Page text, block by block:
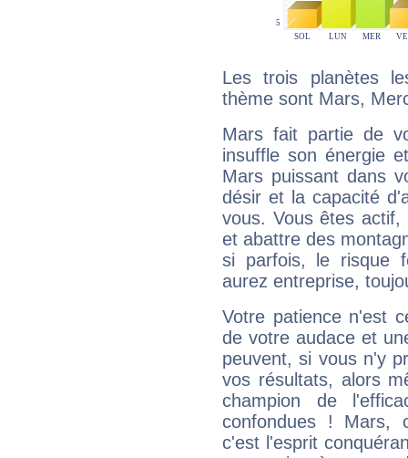
Les trois planètes
thème sont Mars,
Mars fait partie de
insuffle son énergie
Mars puissant dans
désir et la capacité
vous. Vous êtes
et abattre des
si parfois, le risque
aurez entreprise,
Votre patience n'est
de votre audace et
peuvent, si vous n'y
vos résultats, alors
champion de
confondues ! Mars,
c'est l'esprit